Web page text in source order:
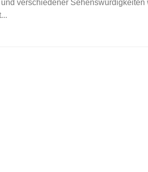
verschiedener Sehenswürdigkeiten